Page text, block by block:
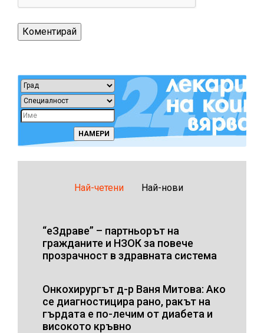
Най-четени Най-нови
“еЗдраве” – партньорът на
гражданите и НЗОК за повече
прозрачност в здравната система
Онкохирургът д-р Ваня Митова: Ако
се диагностицира рано, ракът на
гърдата е по-лечим от диабета и
високото кръвно